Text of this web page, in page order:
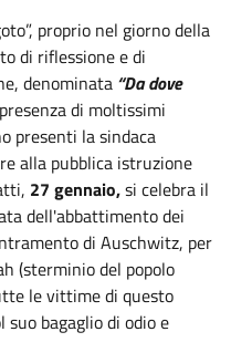
proprio nel giorno della
di riflessione e di
denominata “Da dove
di moltissimi
presenti la sindaca
alla pubblica istruzione
27 gennaio,si celebra il
dell'abbattimento dei
di Auschwitz, per
(sterminio del popolo
le vittime di questo
bagaglio di odio e